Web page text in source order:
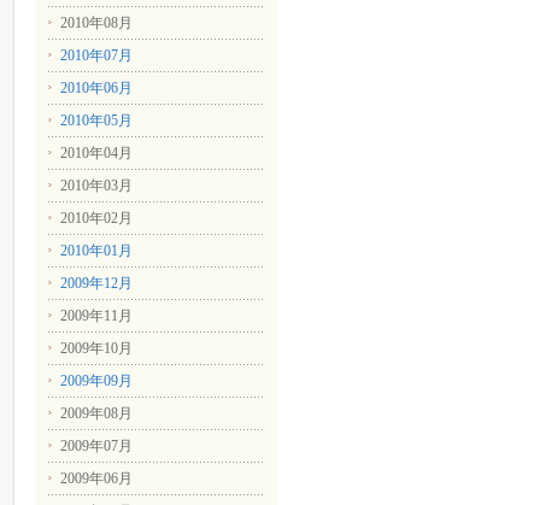
2010年08月
2010年07月
2010年06月
2010年05月
2010年04月
2010年03月
2010年02月
2010年01月
2009年12月
2009年11月
2009年10月
2009年09月
2009年08月
2009年07月
2009年06月